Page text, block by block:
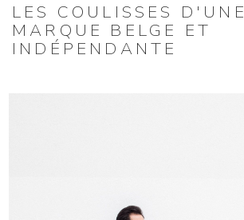
LES COULISSES D'UNE
MARQUE BELGE ET
INDÉPENDANTE